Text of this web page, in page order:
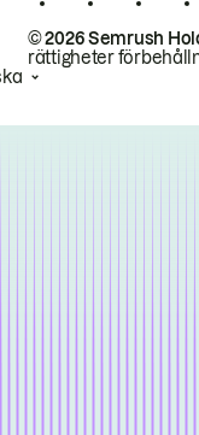
© 2026 Semrush
rättigheter